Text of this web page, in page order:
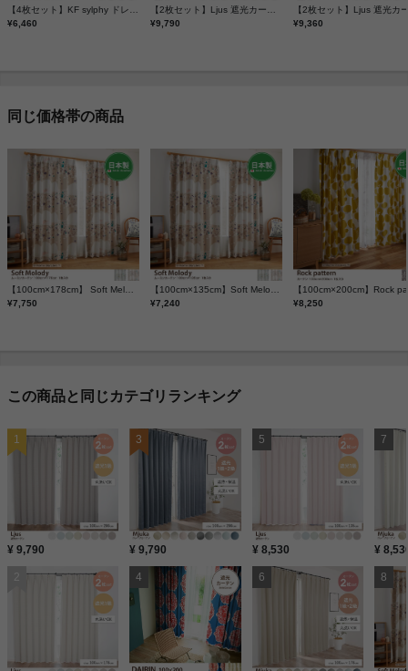
【4枚セット】KF sylphy ドレープカーテン2枚+レースカーテン2枚 100cm×200cm
¥6,460
【2枚セット】Ljus 遮光カーテン 100cm×200cm
¥9,790
¥9,360
同じ価格帯の商品
【100cm×178cm】 Soft Melody ムーミンカーテン 1枚入り
¥7,750
【100cm×135cm】Soft Melody ムーミンカーテン 1枚入り
¥7,240
¥8,250
この商品と同じカテゴリランキング
¥ 9,790 ¥ 9,790 ¥ 8,530 ¥